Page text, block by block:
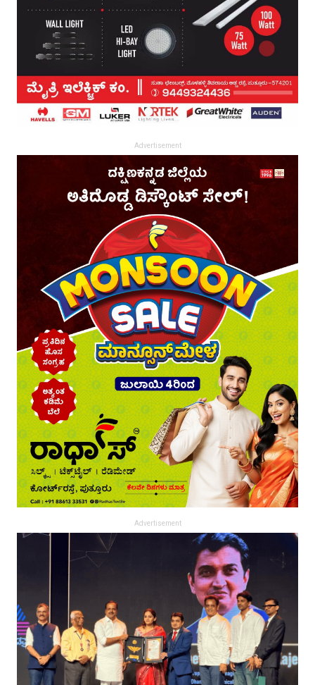
Advertisement
Advertisement